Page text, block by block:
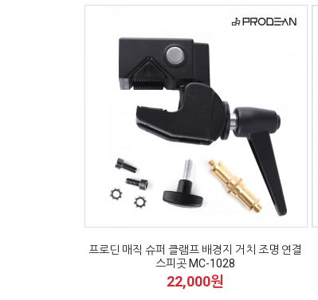
프로딘 매직 슈퍼 클램프 배경지 거치 조명 연결
스피곳 MC-1028
22,000원